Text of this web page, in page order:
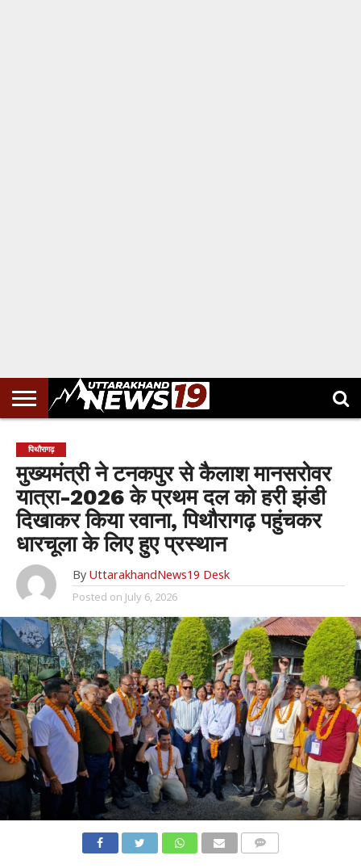
पिथौरागढ़
मुख्यमंत्री ने टनकपुर से कैलाश मानसरोवर
यात्रा-2026 के प्रथम दल को हरी झंडी
दिखाकर किया रवाना, पिथौरागढ़ पहुंचकर
धारचूला के लिए हुए प्रस्थान
By UttarakhandNews19 Desk
Posted on July 6, 2026